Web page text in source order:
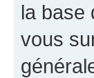
la base
vous